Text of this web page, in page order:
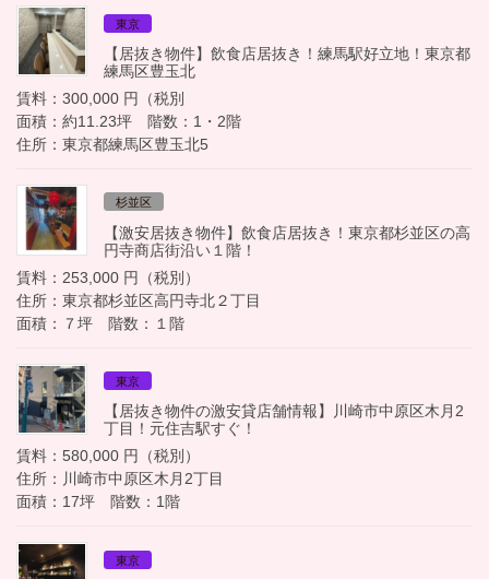
東京
【居抜き物件】飲食店居抜き！練馬駅好立地！東京都
練馬区豊玉北
賃料：300,000 円（税別
面積：約11.23坪 階数：1・2階
住所：東京都練馬区豊玉北5
杉並区
【激安居抜き物件】飲食店居抜き！東京都杉並区の高
円寺商店街沿い１階！
賃料：253,000 円（税別）
住所：東京都杉並区高円寺北２丁目
面積：７坪 階数：１階
東京
【居抜き物件の激安貸店舗情報】川崎市中原区木月2
丁目！元住吉駅すぐ！
賃料：580,000 円（税別）
住所：川崎市中原区木月2丁目
面積：17坪 階数：1階
東京